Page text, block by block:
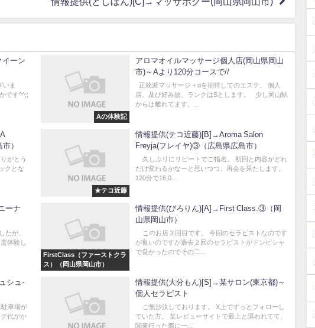
ーン
いま
です^^;;
Aの体験記
アロマオイルマッサージ個人店(岡山県岡山
市)～Aより120分コースで//
正統派マッサージ＋αを期待してのエステ。 個人
店、及び好み故、ランクはSとします。 少し岡山駅
からは離れてます。...
）
がとう
クとな
★テコ近藤
情報提供(テコ近藤)[B]→Aroma Salon
Freyja(フレイヤ)③（広島県広島市）
久しぶりにリピートでご指名。 初回と内容がどれ
だけ変わるかなーと思いつつ、再会を果たします。
120分で16,0...
ーナ
たが、
体験し
FirstClass（ファーストクラ
ス）（岡山県岡山市）
情報提供(ぴろりん)[A]→First Class.③（岡
山県岡山市）
このお店３回目です。 今回のセラピストなのです
が良いのですが過去２回のセラピストがドンピシャ
で良かったのでその二...
シュ-
車場が
代がか
情報提供(大分もん)[S]→某サロン(東京都)～
個人セラピスト
ご無沙汰しております。 X上でずっとフォローし
ていた方。 某レビューサイトで最上と謳われてて、
関東行った際に一...